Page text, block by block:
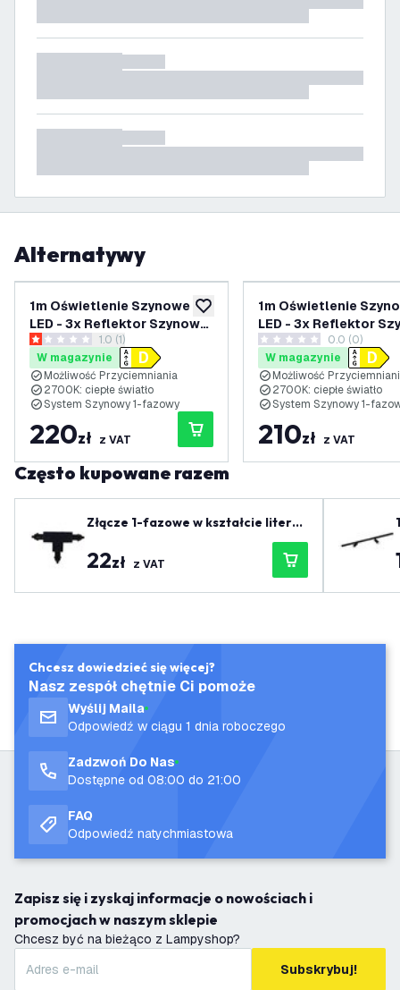
Alternatywy
dodaj do listy życzeń
1m Oświetlenie Szynowe
LED - 3x Reflektor Szynowy
- 3W - 2700K - Możliwość
Przyciemniania - System
Szynowy 1-fazowy - Czarny
otwórz panel recenzji
1 Gwiazdki oceny
1.0 (1)
W magazynie
Możliwość Przyciemniania
2700K: ciepłe światło
System Szynowy 1-fazowy
220zł z VAT
1m Oświetlenie
LED - 3x Reflektor
- 3W - 2700K -
Przyciemniania -
Szynowy 1-fazowy -
0 Gwiazdki oceny
0.0 (0)
W magazynie
Możliwość
2700K: ciepłe światło
System Szynowy 1-
210zł z VAT
Często kupowane razem
Złącze 1-fazowe w kształcie litery
22zł z VAT
Chcesz dowiedzieć się więcej?
Nasz zespół chętnie Ci pomoże
Wyślij Maila
Odpowiedź w ciągu 1 dnia roboczego
Zadzwoń Do Nas
Dostępne od 08:00 do 21:00
FAQ
Odpowiedź natychmiastowa
Zapisz się i zyskaj informacje o nowościach i
promocjach w naszym sklepie
Chcesz być na bieżąco z Lampyshop?
Subskrybuj!